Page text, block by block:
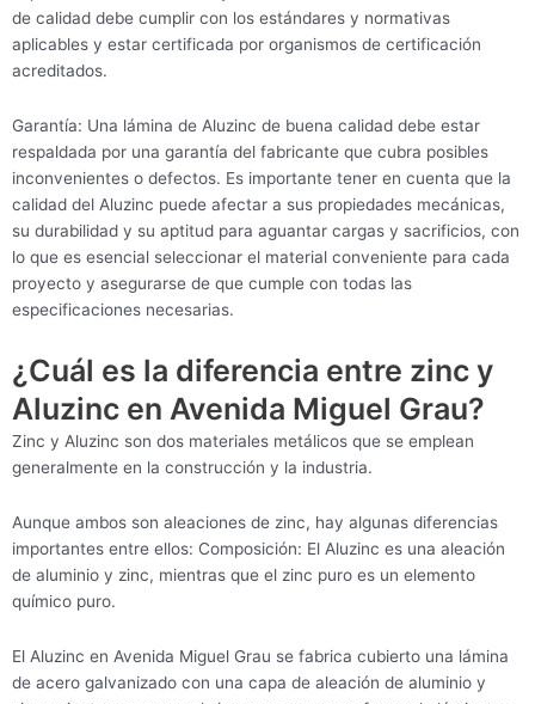
de calidad debe cumplir con los estándares y normativas
aplicables y estar certificada por organismos de certificación
acreditados.
Garantía: Una lámina de Aluzinc de buena calidad debe estar
respaldada por una garantía del fabricante que cubra posibles
inconvenientes o defectos. Es importante tener en cuenta que la
calidad del Aluzinc puede afectar a sus propiedades mecánicas,
su durabilidad y su aptitud para aguantar cargas y sacrificios, con
lo que es esencial seleccionar el material conveniente para cada
proyecto y asegurarse de que cumple con todas las
especificaciones necesarias.
¿Cuál es la diferencia entre zinc y
Aluzinc en Avenida Miguel Grau?
Zinc y Aluzinc son dos materiales metálicos que se emplean
generalmente en la construcción y la industria.
Aunque ambos son aleaciones de zinc, hay algunas diferencias
importantes entre ellos: Composición: El Aluzinc es una aleación
de aluminio y zinc, mientras que el zinc puro es un elemento
químico puro.
El Aluzinc en Avenida Miguel Grau se fabrica cubierto una lámina
de acero galvanizado con una capa de aleación de aluminio y